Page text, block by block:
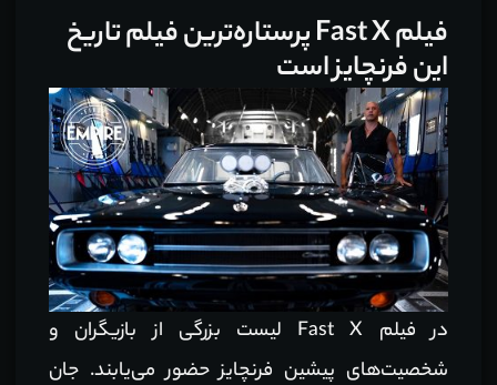
فیلم Fast X پرستاره‌ترین فیلم تاریخ
این فرنچایز است
در فیلم Fast X لیست بزرگی از بازیگران و
شخصیت‌های پیشین فرنچایز حضور می‌یابند. جان